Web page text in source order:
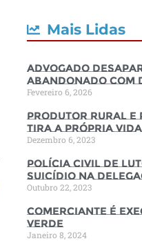
Mais Lidas
Advogado
abandonado com
Fevereiro 6, 2026
Produtor rural e
tira a própria vida
Dezembro 6, 2023
Polícia Civil de
suicídio na
Outubro 22, 2023
Comerciante é
Verde
Janeiro 8, 2024